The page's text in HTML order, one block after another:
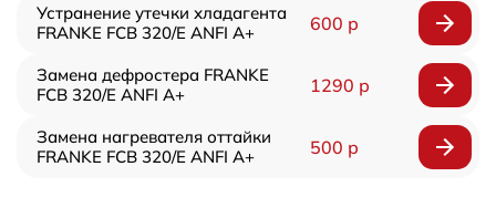
Устранение утечки хладагента
FRANKE FCB 320/E ANFI A+
600 р
Замена дефростера FRANKE
FCB 320/E ANFI A+
1290 р
Замена нагревателя оттайки
FRANKE FCB 320/E ANFI A+
500 р